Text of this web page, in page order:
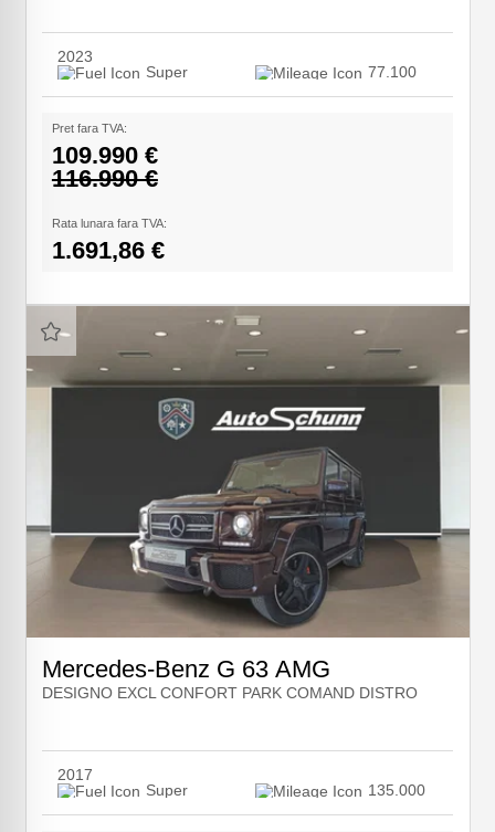
2023
77.100
Super
Pret fara TVA:
109.990 €
116.990 €
Rata lunara fara TVA:
1.691,86 €
Mercedes-Benz G 63 AMG
DESIGNO EXCL CONFORT PARK COMAND DISTRO
2017
135.000
Super